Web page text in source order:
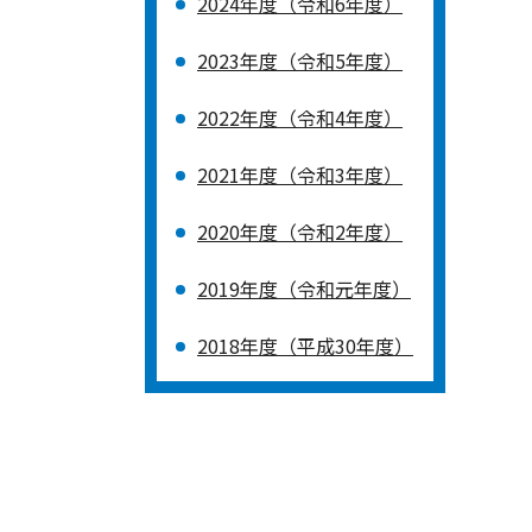
2023年度（令和5年度）
2022年度（令和4年度）
2021年度（令和3年度）
2020年度（令和2年度）
2019年度（令和元年度）
2018年度（平成30年度）